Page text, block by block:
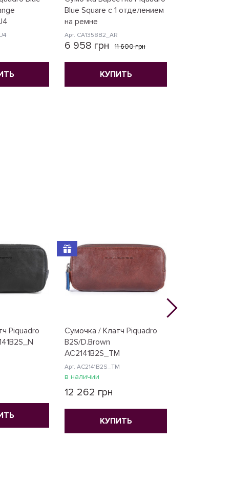
Blue Square с 1 отделением
на ремне
Арт. CA1358B2_AR
6 958 грн 11 600 грн
КУПИТЬ
Piquadro
Сумочка / Клатч Piquadro
B2S/D.Brown
AC2141B2S_TM
Арт. AC2141B2S_TM
в наличии
12 262 грн
КУПИТЬ